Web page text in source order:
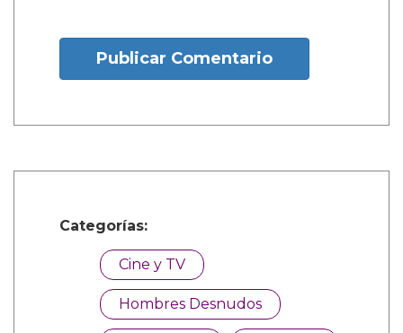
Publicar Comentario
Categorías:
Cine y TV
Hombres Desnudos